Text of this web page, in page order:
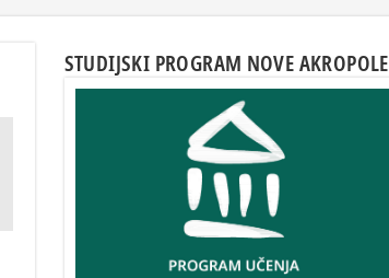
STUDIJSKI PROGRAM NOVE AKROPOLE